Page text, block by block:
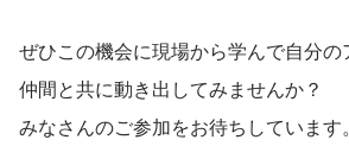
ぜひこの機会に現場から学んで自分の
仲間と共に動き出してみませんか？
みなさんのご参加をお待ちしています。